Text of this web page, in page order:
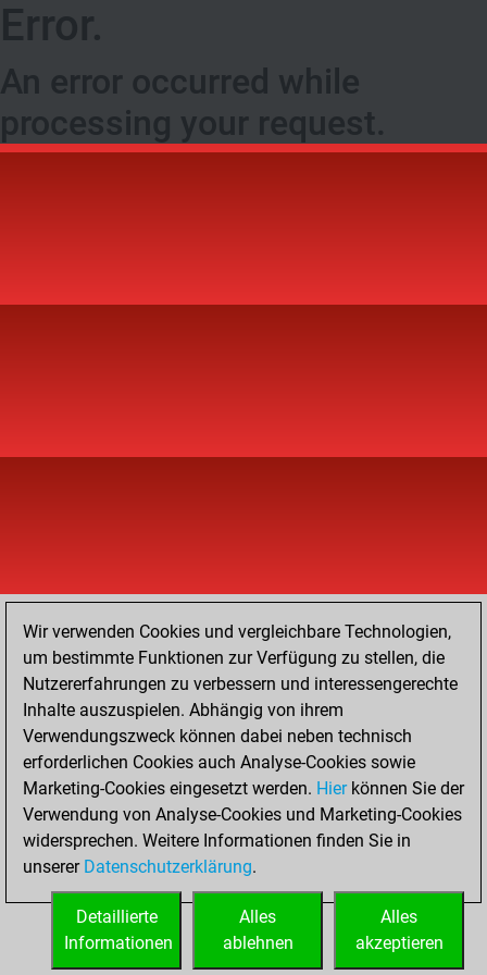
Error.
An error occurred while
processing your request.
Wir verwenden Cookies und vergleichbare Technologien,
um bestimmte Funktionen zur Verfügung zu stellen, die
Nutzererfahrungen zu verbessern und interessengerechte
Inhalte auszuspielen. Abhängig von ihrem
Verwendungszweck können dabei neben technisch
erforderlichen Cookies auch Analyse-Cookies sowie
Marketing-Cookies eingesetzt werden. Hierkönnen Sie der
Verwendung von Analyse-Cookies und Marketing-Cookies
widersprechen. Weitere Informationen finden Sie in
unserer Datenschutzerklärung.
Alles
akzeptieren
Alles
ablehnen
Detaillierte
Informationen